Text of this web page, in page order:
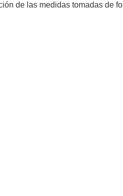
de las medidas tomadas de